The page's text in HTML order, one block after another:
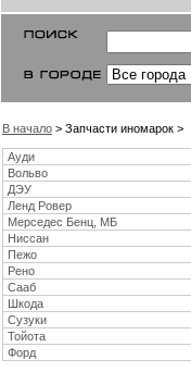
В начало > Запчасти иномарок >
Ауди
Вольво
ДЭУ
Ленд Ровер
Мерседес Бенц, МБ
Ниссан
Пежо
Рено
Сааб
Шкода
Сузуки
Тойота
Форд